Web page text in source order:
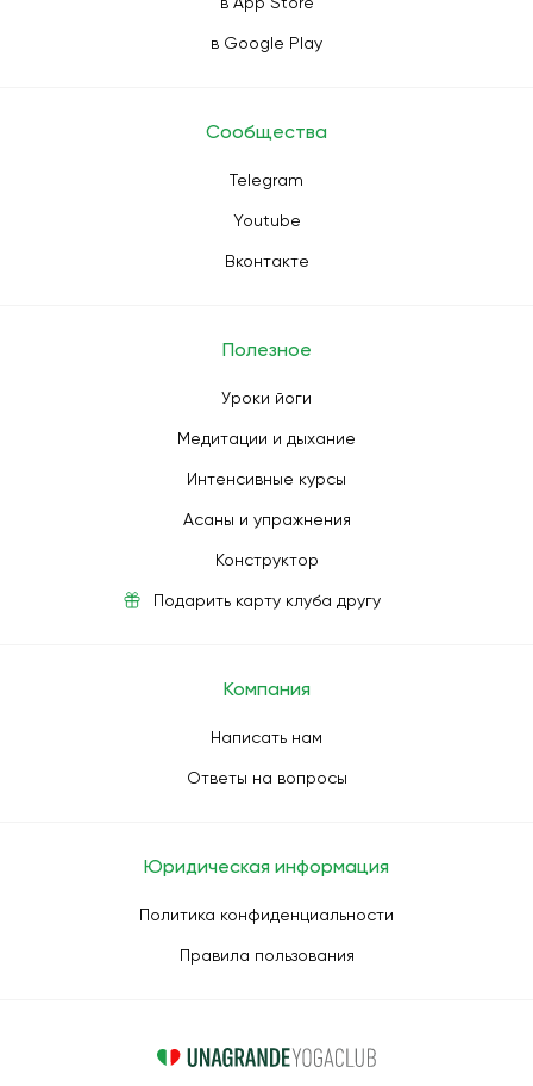
в Google Play
Сообщества
Telegram
Youtube
Вконтакте
Полезное
Уроки йоги
Медитации и дыхание
Интенсивные курсы
Асаны и упражнения
Конструктор
Подарить карту клуба другу
Компания
Написать нам
Ответы на вопросы
Юридическая информация
Политика конфиденциальности
Правила пользования